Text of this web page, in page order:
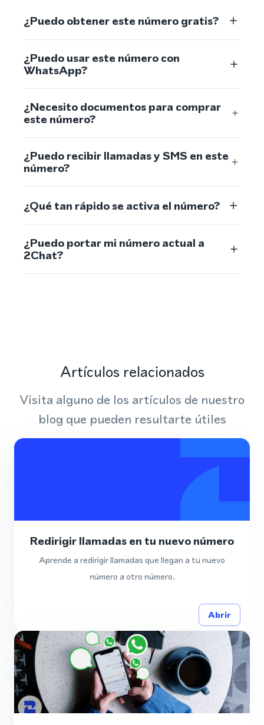
¿Puedo obtener este número gratis?
¿Puedo usar este número con
WhatsApp?
¿Necesito documentos para comprar
este número?
¿Puedo recibir llamadas y SMS en este
número?
¿Qué tan rápido se activa el número?
¿Puedo portar mi número actual a
2Chat?
Artículos relacionados
Visita alguno de los artículos de nuestro
blog que pueden resultarte útiles
Redirigir llamadas en tu nuevo número
Aprende a redirigir llamadas que llegan a tu nuevo
número a otro número.
Abrir